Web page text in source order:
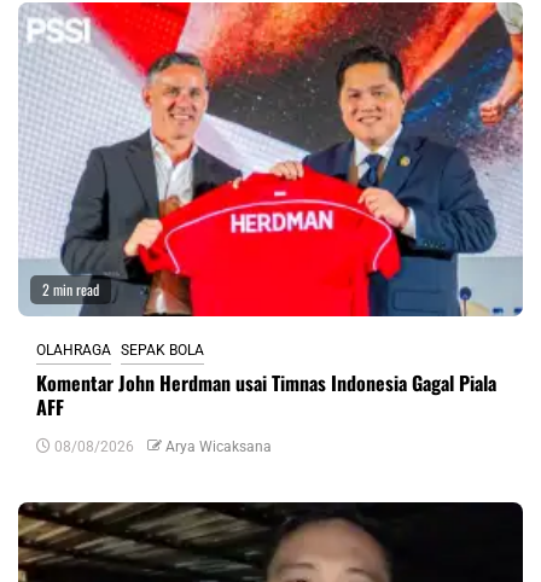
2 min read
OLAHRAGA SEPAK BOLA
Komentar John Herdman usai Timnas Indonesia Gagal Piala
AFF
08/08/2026 Arya Wicaksana